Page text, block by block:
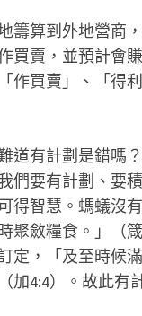
籌算到外地營商
買賣，並預計會
作買賣」、「得
道有計劃是錯嗎
們要有計劃、要
得智慧。螞蟻沒
聚斂糧食。」（
定，「及至時候
加4:4）。故此有